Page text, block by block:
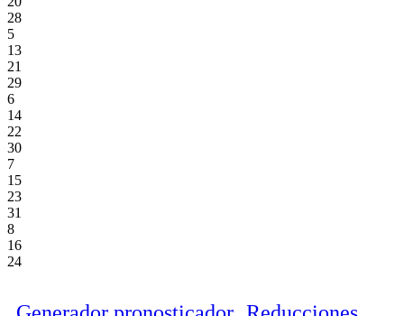
28
5
13
21
29
6
14
22
30
7
15
23
31
8
16
24